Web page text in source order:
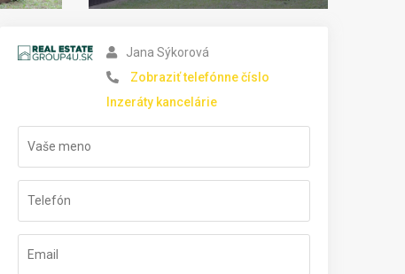
Jana Sýkorová
Zobraziť telefónne číslo
Inzeráty kancelárie